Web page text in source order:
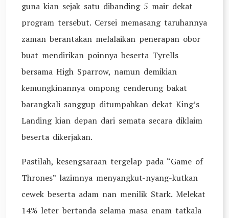
guna kian sejak satu dibanding 5 mair dekat
program tersebut. Cersei memasang taruhannya
zaman berantakan melalaikan penerapan obor
buat mendirikan poinnya beserta Tyrells
bersama High Sparrow, namun demikian
kemungkinannya ompong cenderung bakat
barangkali sanggup ditumpahkan dekat King’s
Landing kian depan dari semata secara diklaim
beserta dikerjakan.
Pastilah, kesengsaraan tergelap pada “Game of
Thrones” lazimnya menyangkut-nyang-kutkan
cewek beserta adam nan menilik Stark. Melekat
14% leter bertanda selama masa enam tatkala